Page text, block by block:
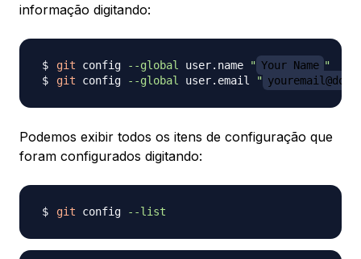
informação digitando:
git config --global user.name " Your Name "
git config --global user.email "
Podemos exibir todos os itens de configuração que
foram configurados digitando:
git config --list